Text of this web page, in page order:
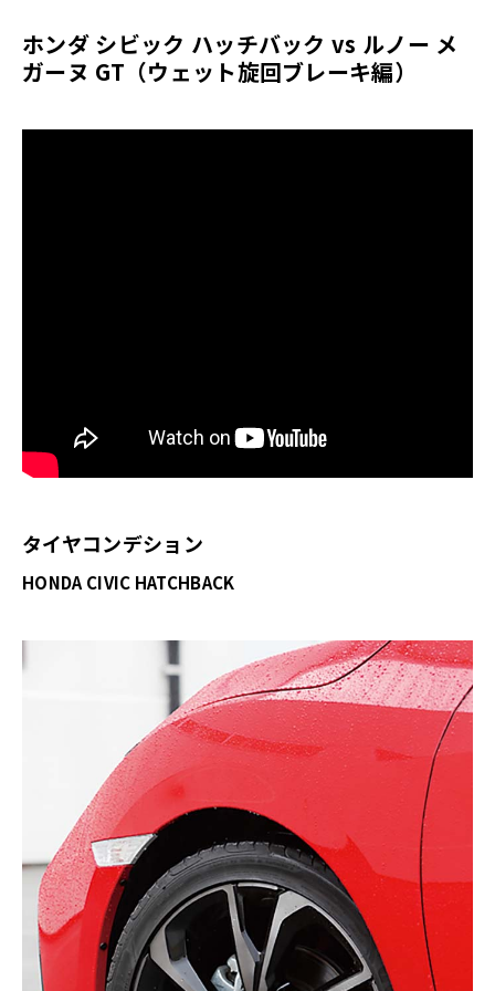
ホンダ シビック ハッチバック vs ルノー メ
ガーヌ GT（ウェット旋回ブレーキ編）
タイヤコンデション
HONDA CIVIC HATCHBACK